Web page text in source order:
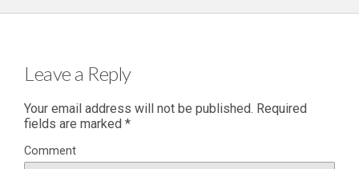
Leave a Reply
Your email address will not be published. Required
fields are marked *
Comment